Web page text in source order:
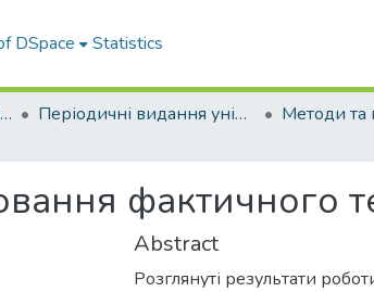
DSpace Statistics
Архів наукових матеріалів Періодичні видання університету
фактичного
Abstract
Розглянуті результати